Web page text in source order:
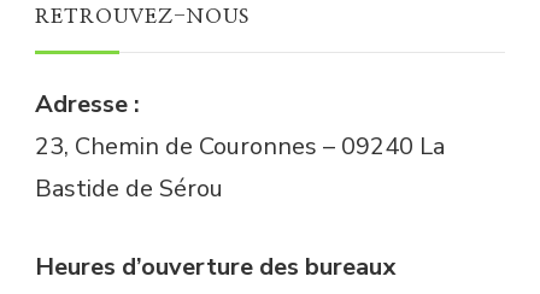
RETROUVEZ-NOUS
Adresse :
23, Chemin de Couronnes – 09240 La
Bastide de Sérou
Heures d’ouverture des bureaux